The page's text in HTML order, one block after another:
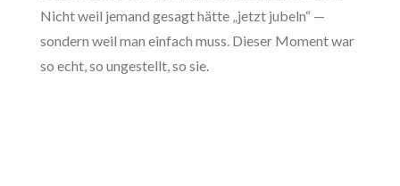
Nicht weil jemand gesagt hätte „jetzt jubeln“ —
sondern weil man einfach muss. Dieser Moment war
so echt, so ungestellt, so sie.